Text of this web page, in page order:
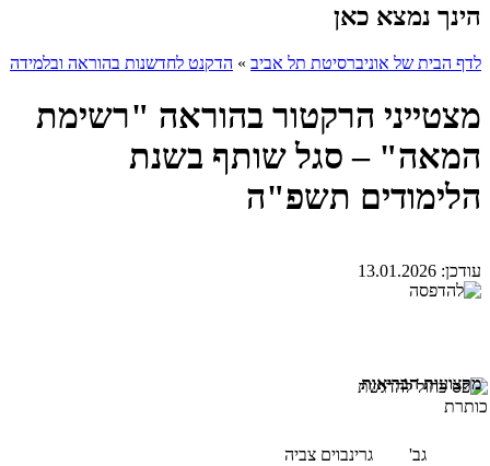
הינך נמצא כאן
לדף הבית של אוניברסיטת תל אביב » הדקנט לחדשנות בהוראה ובלמידה
מצטייני הרקטור בהוראה "רשימת
המאה" – סגל שותף בשנת
הלימודים תשפ"ה
עודכן: 13.01.2026
מקצועות הבריאות
גב' גרינבוים צביה